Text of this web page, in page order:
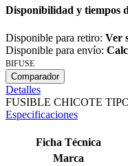
Disponibilidad y tiempos
Disponible para retiro: Ver
Disponible para envío:
BIFUSE
Comparador
Detalles
FUSIBLE CHICOTE
Especificaciones
Ficha Técnica
Marca